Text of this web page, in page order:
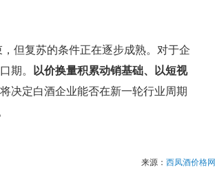
但复苏的条件正在逐步成熟。对于企
期。
以价换量积累动销基础、以短视
定白酒企业能否在新一轮行业周期
来源： 西凤酒价格网